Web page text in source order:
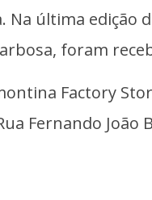
Na última
foram
Factory
Fernando